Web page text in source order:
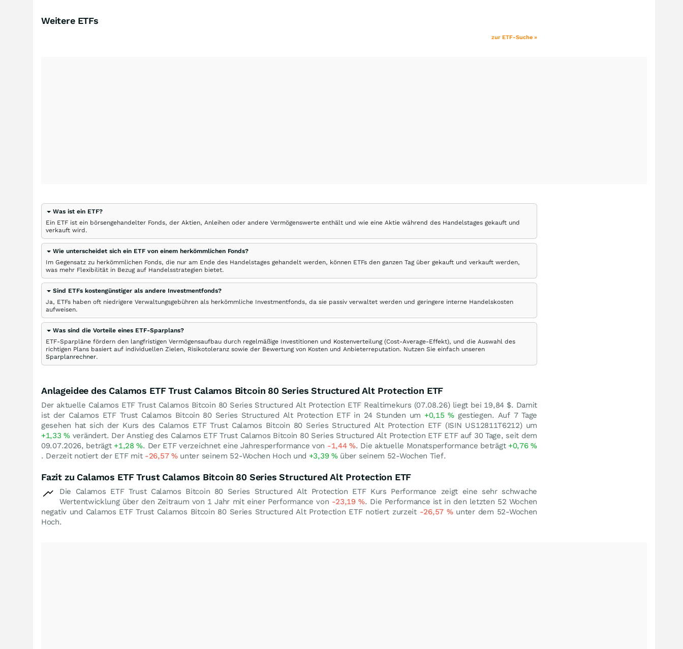
Weitere ETFs
zur ETF-Suche »
Was ist ein ETF?
Ein ETF ist ein börsengehandelter Fonds, der Aktien, Anleihen oder andere Vermögenswerte enthält und wie eine Aktie während des Handelstages gekauft und
verkauft wird.
Wie unterscheidet sich ein ETF von einem herkömmlichen Fonds?
Im Gegensatz zu herkömmlichen Fonds, die nur am Ende des Handelstages gehandelt werden, können ETFs den ganzen Tag über gekauft und verkauft werden,
was mehr Flexibilität in Bezug auf Handelsstrategien bietet.
Sind ETFs kostengünstiger als andere Investmentfonds?
Ja, ETFs haben oft niedrigere Verwaltungsgebühren als herkömmliche Investmentfonds, da sie passiv verwaltet werden und geringere interne Handelskosten
aufweisen.
Was sind die Vorteile eines ETF-Sparplans?
ETF-Sparpläne fördern den langfristigen Vermögensaufbau durch regelmäßige Investitionen und Kostenverteilung (Cost-Average-Effekt), und die Auswahl des
richtigen Plans basiert auf individuellen Zielen, Risikotoleranz sowie der Bewertung von Kosten und Anbieterreputation. Nutzen Sie einfach unseren
Sparplanrechner.
Anlageidee des Calamos ETF Trust Calamos Bitcoin 80 Series Structured Alt Protection ETF
Der aktuelle Calamos ETF Trust Calamos Bitcoin 80 Series Structured Alt Protection ETF Realtimekurs (07.08.26) liegt bei 19,84 $. Damit
ist der Calamos ETF Trust Calamos Bitcoin 80 Series Structured Alt Protection ETF in 24 Stunden um +0,15%gestiegen. Auf 7 Tage
gesehen hat sich der Kurs des Calamos ETF Trust Calamos Bitcoin 80 Series Structured Alt Protection ETF (ISIN US12811T6212) um
+1,33%verändert. Der Anstieg des Calamos ETF Trust Calamos Bitcoin 80 Series Structured Alt Protection ETF ETF auf 30 Tage, seit dem
09.07.2026, beträgt +1,28%. Der ETF verzeichnet eine Jahresperformance von -1,44%. Die aktuelle Monatsperformance beträgt +0,76%
. Derzeit notiert der ETF mit -26,57 %unter seinem 52-Wochen Hoch und +3,39 %über seinem 52-Wochen Tief.
Fazit zu Calamos ETF Trust Calamos Bitcoin 80 Series Structured Alt Protection ETF
Die Calamos ETF Trust Calamos Bitcoin 80 Series Structured Alt Protection ETF Kurs Performance zeigt eine sehr schwache
Wertentwicklung über den Zeitraum von 1 Jahr mit einer Performance von -23,19%. Die Performance ist in den letzten 52 Wochen
negativ und Calamos ETF Trust Calamos Bitcoin 80 Series Structured Alt Protection ETF notiert zurzeit -26,57 %unter dem 52-Wochen
Hoch.